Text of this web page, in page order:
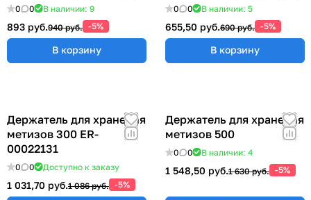
0 0 В наличии: 9
893 руб.940 руб. -5%
В корзину
0 0 В наличии: 5
655,50 руб.690 руб. -5%
В корзину
Держатель для хранения
метизов 300 ER-
00022131
0 0 Доступно к заказу
1 031,70 руб.1 086 руб. -5%
Держатель для хранения
метизов 500
0 0 В наличии: 4
1 548,50 руб.1 630 руб. -5%